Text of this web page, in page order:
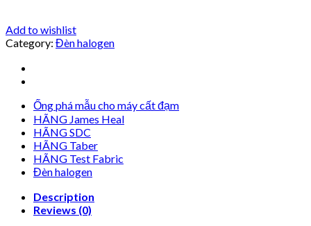
Add to wishlist
Category: Đèn halogen
Ống phá mẫu cho máy cất đạm
HÃNG James Heal
HÃNG SDC
HÃNG Taber
HÃNG Test Fabric
Đèn halogen
Description
Reviews (0)